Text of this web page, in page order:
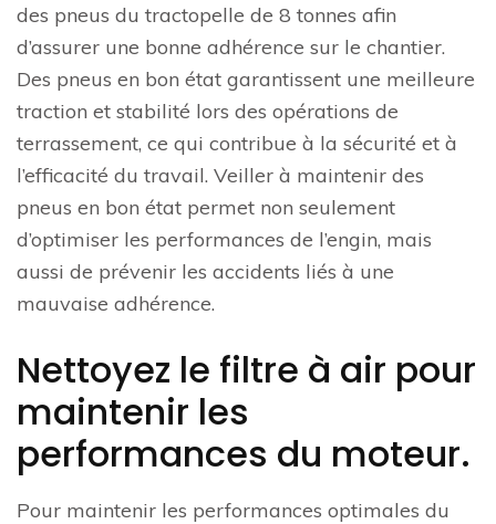
des pneus du tractopelle de 8 tonnes afin
d’assurer une bonne adhérence sur le chantier.
Des pneus en bon état garantissent une meilleure
traction et stabilité lors des opérations de
terrassement, ce qui contribue à la sécurité et à
l’efficacité du travail. Veiller à maintenir des
pneus en bon état permet non seulement
d’optimiser les performances de l’engin, mais
aussi de prévenir les accidents liés à une
mauvaise adhérence.
Nettoyez le filtre à air pour
maintenir les
performances du moteur.
Pour maintenir les performances optimales du